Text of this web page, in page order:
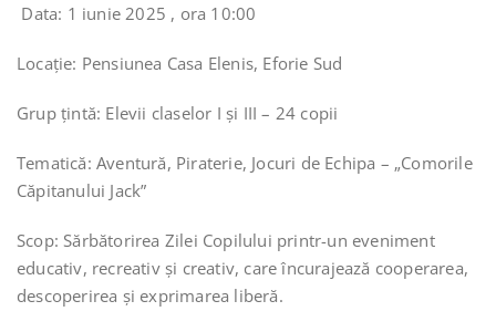
️ Data: 1 iunie 2025 , ora 10:00
Locație: Pensiunea Casa Elenis, Eforie Sud
Grup țintă: Elevii claselor I și III – 24 copii
Tematică: Aventură, Piraterie, Jocuri de Echipa – „Comorile
Căpitanului Jack”
Scop: Sărbătorirea Zilei Copilului printr-un eveniment
educativ, recreativ și creativ, care încurajează cooperarea,
descoperirea și exprimarea liberă.